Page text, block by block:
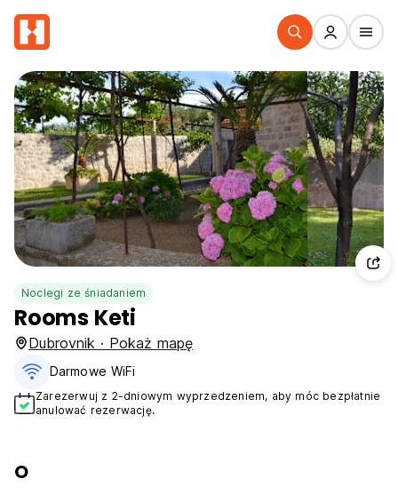
Noclegi ze śniadaniem
Rooms Keti
Dubrovnik · Pokaż mapę
Darmowe WiFi
Zarezerwuj z 2-dniowym wyprzedzeniem, aby móc bezpłatnie
anulować rezerwację.
O